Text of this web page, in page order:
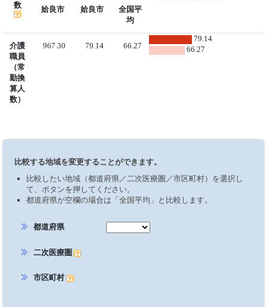
数
姶良市
姶良市
全国平
均
介護
職員
（常
勤換
算人
数）
967.30 79.14 66.27
79.14
66.27
比較する地域を変更することができます。
比較したい地域（都道府県／二次医療圏／市区町村）を選択し
て、ボタンを押してください。
都道府県が空欄の場合は「全国平均」と比較します。
都道府県
二次医療圏
市区町村